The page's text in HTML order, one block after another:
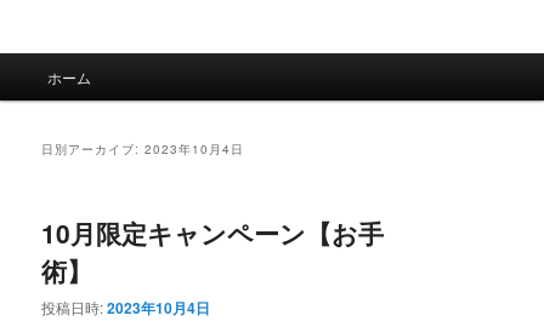
メインコンテンツへ移動
サブコンテンツへ移動
ホーム
日別アーカイブ:2023年10月4日
10月限定キャンペーン【お手
術】
投稿日時:2023年10月4日